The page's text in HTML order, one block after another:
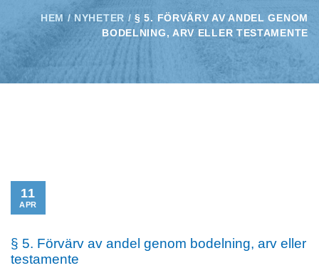
HEM /NYHETER /§ 5. FÖRVÄRV AV ANDEL GENOM
BODELNING, ARV ELLER TESTAMENTE
11
APR
§ 5. Förvärv av andel genom bodelning, arv eller
testamente